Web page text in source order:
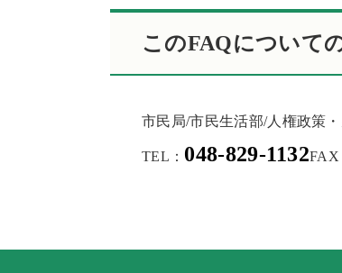
このFAQについて
市民局/市民生活部/人権政策
TEL： 048-829-1132FAX